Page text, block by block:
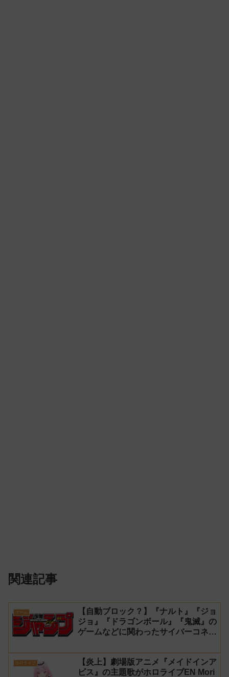
関連記事
ゲーム
【自動ブロック？】『ナルト』『ジョ
ジョ』『ドラゴンボール』『鬼滅』の
ゲームなどに関わったサイバーコネク
ブロックされてしまう
ホロライブ
【炎上】劇場版アニメ『メイドインア
ビス』の主題歌がホロライブEN Mori